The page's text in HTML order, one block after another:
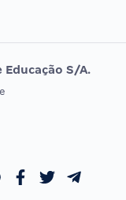
ORDEM
OAB
Educação S/A.